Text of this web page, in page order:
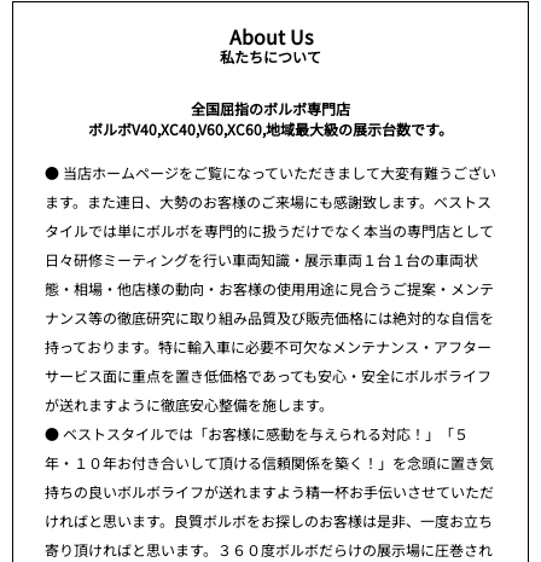
About Us
私たちについて
全国屈指のボルボ専門店
ボルボV40,XC40,V60,XC60,地域最大級の展示台数です。
● 当店ホームページをご覧になっていただきまして大変有難うござい
ます。また連日、大勢のお客様のご来場にも感謝致します。ベストス
タイルでは単にボルボを専門的に扱うだけでなく本当の専門店として
日々研修ミーティングを行い車両知識・展示車両１台１台の車両状
態・相場・他店様の動向・お客様の使用用途に見合うご提案・メンテ
ナンス等の徹底研究に取り組み品質及び販売価格には絶対的な自信を
持っております。特に輸入車に必要不可欠なメンテナンス・アフター
サービス面に重点を置き低価格であっても安心・安全にボルボライフ
が送れますように徹底安心整備を施します。
● ベストスタイルでは「お客様に感動を与えられる対応！」「５
年・１０年お付き合いして頂ける信頼関係を築く！」を念頭に置き気
持ちの良いボルボライフが送れますよう精一杯お手伝いさせていただ
ければと思います。良質ボルボをお探しのお客様は是非、一度お立ち
寄り頂ければと思います。３６０度ボルボだらけの展示場に圧巻され